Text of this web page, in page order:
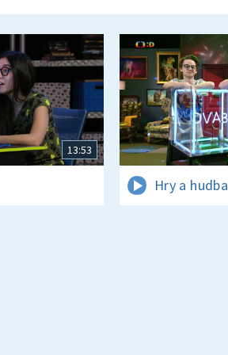
13:53
Hry a hudba